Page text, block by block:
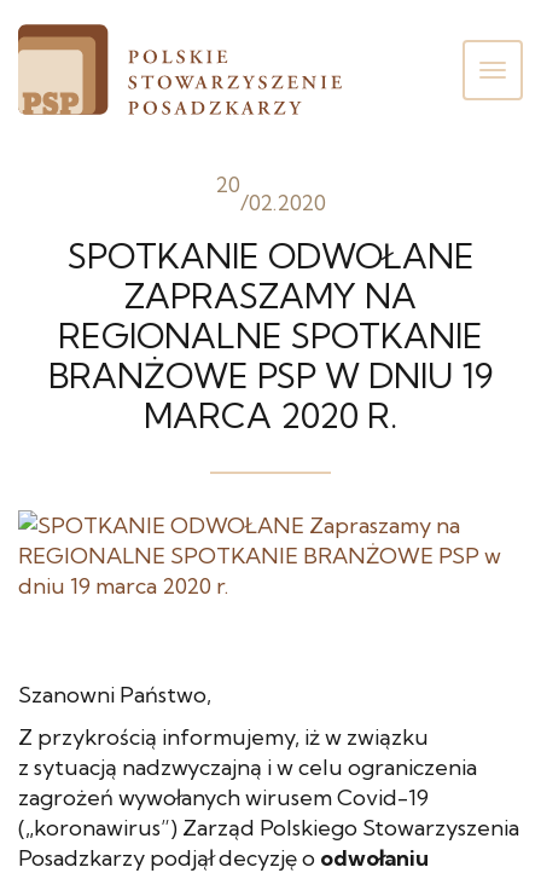
20
/02.2020
SPOTKANIE ODWOŁANE
ZAPRASZAMY NA
REGIONALNE SPOTKANIE
BRANŻOWE PSP W DNIU 19
MARCA 2020 R.
Szanowni Państwo,
Z przykrością informujemy, iż w związku
z sytuacją nadzwyczajną i w celu ograniczenia
zagrożeń wywołanych wirusem Covid-19
(„koronawirus”) Zarząd Polskiego Stowarzyszenia
Posadzkarzy podjął decyzję o odwołaniu